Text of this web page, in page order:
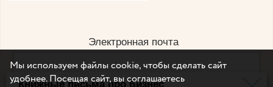
Книжные письма про бизнес
Электронная почта
Например, dulsineya@gmail.com
Мы используем файлы cookie, чтобы сделать сайт
удобнее. Посещая сайт, вы соглашаетесь